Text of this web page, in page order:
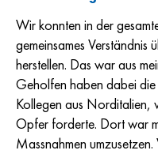
Wir konnten in der
gemeinsames Verständnis
herstellen. Das war aus
Geholfen haben dabei die
Kollegen aus Norditalien,
Opfer forderte. Dort war
Massnahmen